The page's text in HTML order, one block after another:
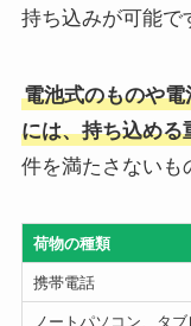
持ち込みが可能で
電池式のものや
には、持ち込め
件を満たさないも
荷物の種類
携帯電話
ノートパソコン、タブ